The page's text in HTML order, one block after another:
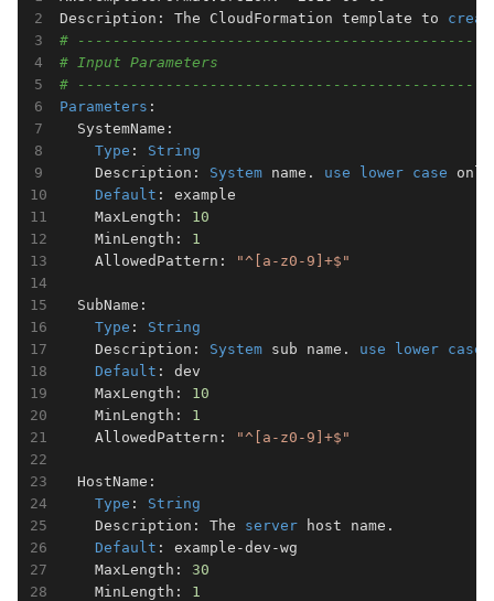
Description: The CloudFormation template to
#
# Input Parameters
#
Parameters :
  SystemName:
Type : String
    Description:
System name. use lower case
Default : example
    MaxLength:
10
    MinLength:
1
    AllowedPattern:
"^[a-z0-9]+$"
  SubName:
Type : String
    Description:
System sub name. use lower case
Default : dev
    MaxLength:
10
    MinLength:
1
    AllowedPattern:
"^[a-z0-9]+$"
  HostName:
Type : String
    Description: The
server host name.
Default : example-dev-wg
    MaxLength:
30
    MinLength:
1